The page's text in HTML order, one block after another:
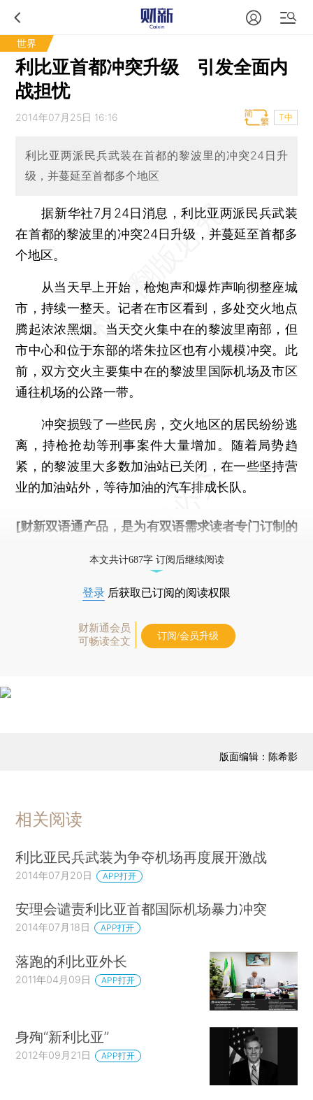
世界
利比亚首都冲突升级 引发全面内
战担忧
2014年07月25日 16:16 T中
利比亚两派民兵武装在首都的黎波里的冲突24日升
级，并蔓延至首都多个地区
据新华社7月24日消息，利比亚两派民兵武装
在首都的黎波里的冲突24日升级，并蔓延至首都多
个地区。
从当天早上开始，枪炮声和爆炸声响彻整座城
市，持续一整天。记者在市区看到，多处交火地点
腾起浓浓黑烟。当天交火集中在的黎波里南部，但
市中心和位于东部的塔朱拉区也有小规模冲突。此
前，双方交火主要集中在的黎波里国际机场及市区
通往机场的公路一带。
冲突损毁了一些民房，交火地区的居民纷纷逃
离，持枪抢劫等刑事案件大量增加。随着局势趋
紧，的黎波里大多数加油站已关闭，在一些坚持营
业的加油站外，等待加油的汽车排成长队。
[财新双语通产品，是为有双语需求读者专门订制的
本文共计687字 订阅后继续阅读
登录 后获取已订阅的阅读权限
财新通会员
可畅读全文
订阅/会员升级
版面编辑：陈希影
相关阅读
利比亚民兵武装为争夺机场再度展开激战
2014年07月20日 APP打开
安理会谴责利比亚首都国际机场暴力冲突
2014年07月18日 APP打开
落跑的利比亚外长
2011年04月09日 APP打开
身殉“新利比亚”
2012年09月21日 APP打开